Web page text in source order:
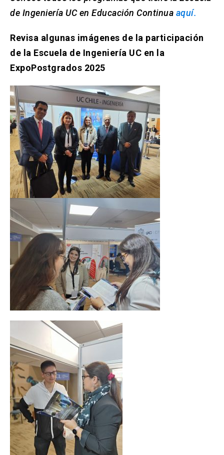
de Ingeniería UC en Educación Continua aquí.
Revisa algunas imágenes de la participación
de la Escuela de Ingeniería UC en la
ExpoPostgrados 2025